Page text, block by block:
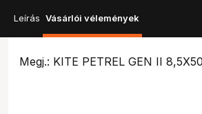
Leírás Vásárlói vélemények
Megj.: KITE PETREL GEN II 8,5X50